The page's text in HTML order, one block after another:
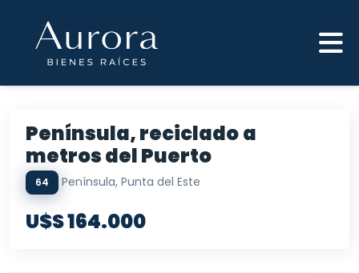
Península, reciclado a
metros del Puerto
64 Península, Punta del Este
U$S 164.000